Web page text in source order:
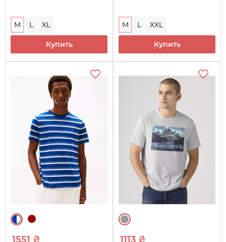
M L XL
Купить
M L XXL
Купить
1551 ₴ 1113 ₴